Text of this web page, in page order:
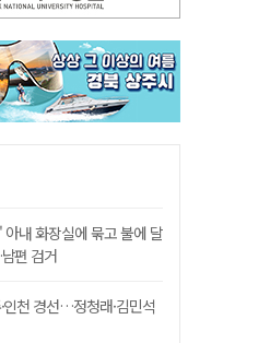
내 화장실에 묶고 불에 달
편 검거
인천 경선…정청래·김민석